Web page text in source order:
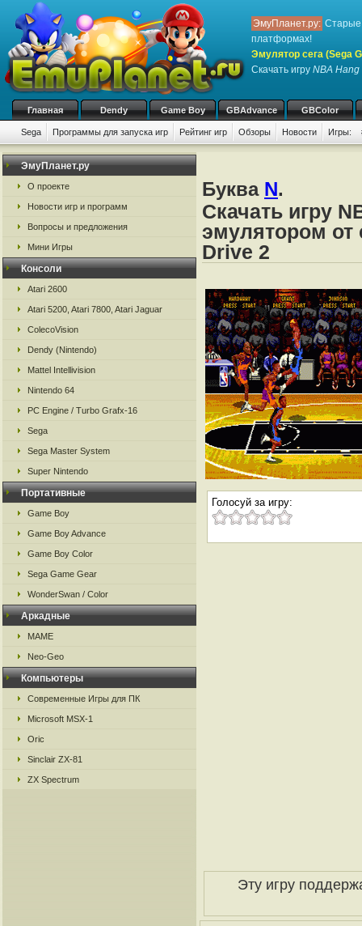
ЭмуПланет.ру: Старые
платформах!
Эмулятор сега (Sega
Скачать игру NBA Hang
Главная Dendy Game Boy GBAdvance GBColor
Sega Программы для запуска игр Рейтинг игр Обзоры Новости Игры:
ЭмуПланет.ру
О проекте
Новости игр и программ
Вопросы и предложения
Мини Игры
Консоли
Atari 2600
Atari 5200, Atari 7800, Atari Jaguar
ColecoVision
Dendy (Nintendo)
Mattel Intellivision
Nintendo 64
PC Engine / Turbo Grafx-16
Sega
Sega Master System
Super Nintendo
Портативные
Game Boy
Game Boy Advance
Game Boy Color
Sega Game Gear
WonderSwan / Color
Аркадные
MAME
Neo-Geo
Компьютеры
Современные Игры для ПК
Microsoft MSX-1
Oric
Sinclair ZX-81
ZX Spectrum
Буква N.
Скачать игру
эмулятором от
Drive 2
Голосуй за игру:
Эту игру